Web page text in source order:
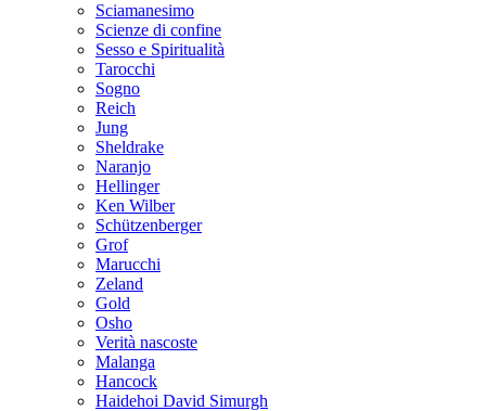
Sciamanesimo
Scienze di confine
Sesso e Spiritualità
Tarocchi
Sogno
Reich
Jung
Sheldrake
Naranjo
Hellinger
Ken Wilber
Schützenberger
Grof
Marucchi
Zeland
Gold
Osho
Verità nascoste
Malanga
Hancock
Haidehoi David Simurgh